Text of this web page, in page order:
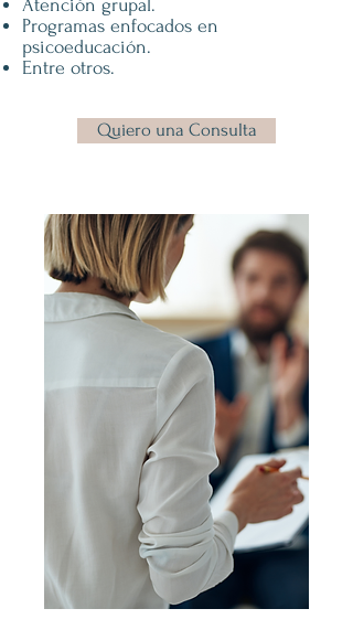
Atención grupal.
Programas enfocados en
psicoeducación.​
Entre otros.
Quiero una Consulta